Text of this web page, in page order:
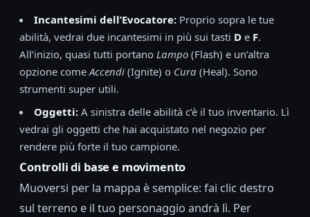
Incantesimi dell’Evocatore: Proprio sopra le tue
abilità, vedrai due incantesimi in più sui tasti D e F.
All’inizio, quasi tutti portano Lampo (Flash) e un’altra
opzione come Accendi (Ignite) o Cura (Heal). Sono
strumenti super utili.
Oggetti: A sinistra delle abilità c’è il tuo inventario. Lì
vedrai gli oggetti che hai acquistato nel negozio per
rendere più forte il tuo campione.
Controlli di base e movimento
Muoversi per la mappa è semplice: fai clic destro
sul terreno e il tuo personaggio andrà lì. Per